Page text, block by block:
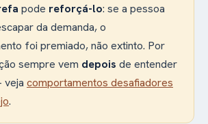
pode reforçá-lo: se a pessoa
da demanda, o
foi premiado, não extinto. Por
sempre vem depois de entender
comportamentos desafiadores
.